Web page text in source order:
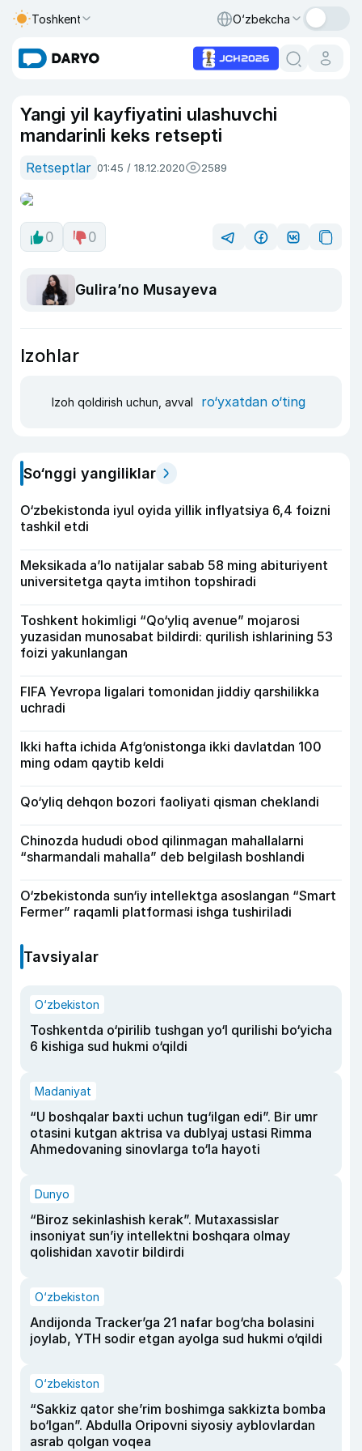
Toshkent O‘zbekcha
Yangi yil kayfiyatini ulashuvchi
mandarinli keks retsepti
Retseptlar 01:45 / 18.12.2020 2589
0 0
Guliraʼno Musayeva
Izohlar
Izoh qoldirish uchun, avval ro‘yxatdan o‘ting
So‘nggi yangiliklar
O‘zbekistonda iyul oyida yillik inflyatsiya 6,4 foizni
tashkil etdi
Meksikada a’lo natijalar sabab 58 ming abituriyent
universitetga qayta imtihon topshiradi
Toshkent hokimligi “Qo‘yliq avenue” mojarosi
yuzasidan munosabat bildirdi: qurilish ishlarining 53
foizi yakunlangan
FIFA Yevropa ligalari tomonidan jiddiy qarshilikka
uchradi
Ikki hafta ichida Afg‘onistonga ikki davlatdan 100
ming odam qaytib keldi
Qo‘yliq dehqon bozori faoliyati qisman cheklandi
Chinozda hududi obod qilinmagan mahallalarni
“sharmandali mahalla” deb belgilash boshlandi
O‘zbekistonda sun‘iy intellektga asoslangan “Smart
Fermer” raqamli platformasi ishga tushiriladi
Tavsiyalar
O‘zbekiston
Toshkentda o‘pirilib tushgan yo‘l qurilishi bo‘yicha
6 kishiga sud hukmi o‘qildi
Madaniyat
“U boshqalar baxti uchun tug‘ilgan edi”. Bir umr
otasini kutgan aktrisa va dublyaj ustasi Rimma
Ahmedovaning sinovlarga to‘la hayoti
Dunyo
“Biroz sekinlashish kerak”. Mutaxassislar
insoniyat sun’iy intellektni boshqara olmay
qolishidan xavotir bildirdi
O‘zbekiston
Andijonda Tracker’ga 21 nafar bog‘cha bolasini
joylab, YTH sodir etgan ayolga sud hukmi o‘qildi
O‘zbekiston
“Sakkiz qator she’rim boshimga sakkizta bomba
bo‘lgan”. Abdulla Oripovni siyosiy ayblovlardan
asrab qolgan voqea